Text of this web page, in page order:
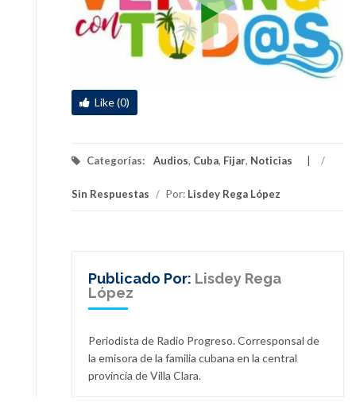
Like (0)
Categorías: Audios, Cuba, Fijar, Noticias /
Sin Respuestas / Por: Lisdey Rega López
Publicado Por: Lisdey Rega
López
Periodista de Radio Progreso. Corresponsal de
la emisora de la familia cubana en la central
provincia de Villa Clara.